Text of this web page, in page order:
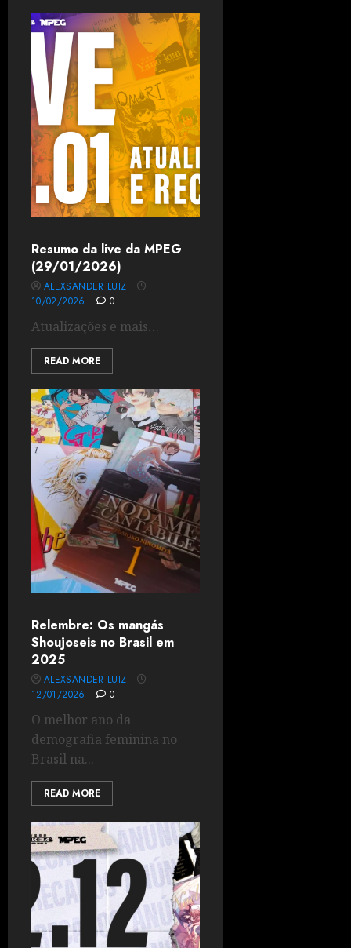
Resumo da live da MPEG
(29/01/2026)
ALEXSANDER LUIZ
10/02/2026
0
Atualizações e mais…
READ MORE
Relembre: Os mangás
Shoujoseis no Brasil em
2025
ALEXSANDER LUIZ
12/01/2026
0
O melhor ano da
demografia feminina no
Brasil na...
READ MORE